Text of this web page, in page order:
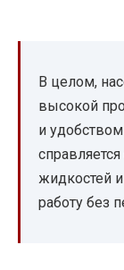
В целом,
высокой
и
жидкостей
работу без